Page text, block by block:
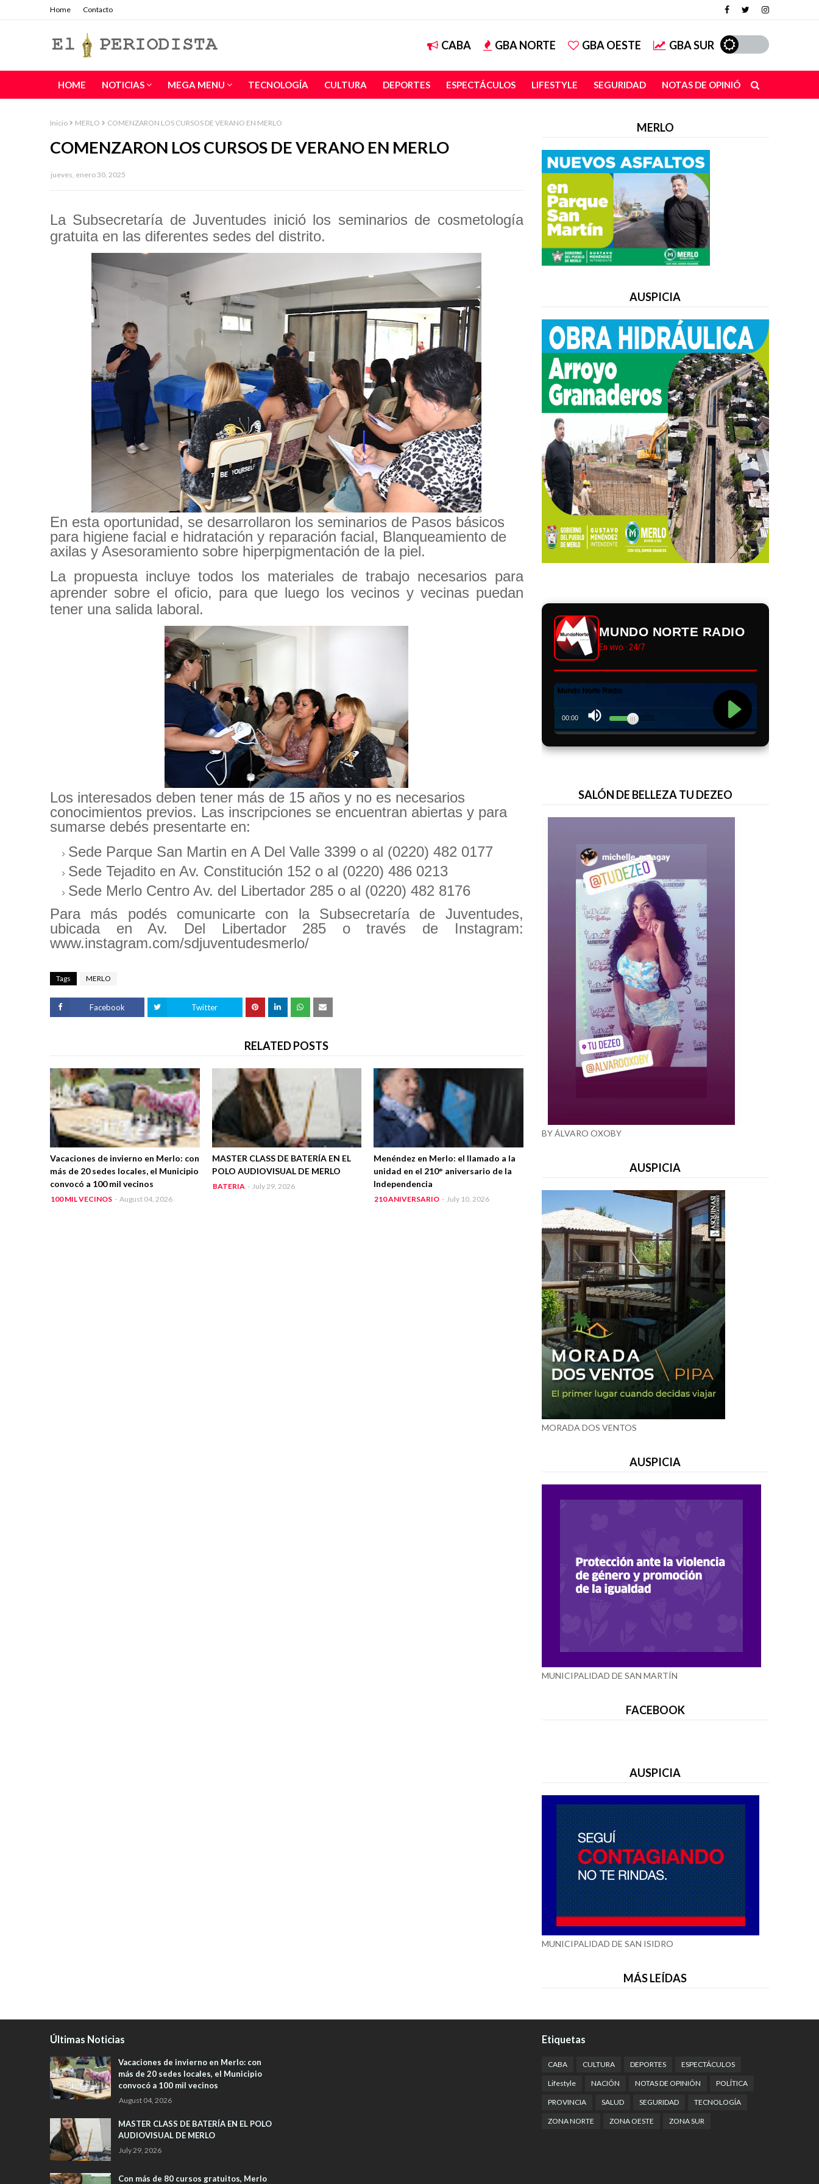
Home Contacto
CABA GBA NORTE GBA OESTE GBA SUR
HOME NOTICIAS MEGA MENU TECNOLOGÍA CULTURA DEPORTES ESPECTÁCULOS LIFESTYLE SEGURIDAD NOTAS DE OPINIÓN
Inicio MERLO COMENZARON LOS CURSOS DE VERANO EN MERLO
COMENZARON LOS CURSOS DE VERANO EN MERLO
jueves, enero 30, 2025
La Subsecretaría de Juventudes inició los seminarios de cosmetología
gratuita en las diferentes sedes del distrito.
En esta oportunidad, se desarrollaron los seminarios de Pasos básicos
para higiene facial e hidratación y reparación facial, Blanqueamiento de
axilas y Asesoramiento sobre hiperpigmentación de la piel.
La propuesta incluye todos los materiales de trabajo necesarios para
aprender sobre el oficio, para que luego los vecinos y vecinas puedan
tener una salida laboral.
Los interesados deben tener más de 15 años y no es necesarios
conocimientos previos. Las inscripciones se encuentran abiertas y para
sumarse debés presentarte en:
Sede Parque San Martin en A Del Valle 3399 o al (0220) 482 0177
Sede Tejadito en Av. Constitución 152 o al (0220) 486 0213
Sede Merlo Centro Av. del Libertador 285 o al (0220) 482 8176
Para más podés comunicarte con la Subsecretaría de Juventudes,
ubicada en Av. Del Libertador 285 o través de Instagram:
www.instagram.com/sdjuventudesmerlo/
Tags MERLO
Facebook Twitter
RELATED POSTS
Vacaciones de invierno en Merlo: con
más de 20 sedes locales, el Municipio
convocó a 100 mil vecinos
100 MIL VECINOS - August 04, 2026
MASTER CLASS DE BATERÍA EN EL
POLO AUDIOVISUAL DE MERLO
BATERIA - July 29, 2026
Menéndez en Merlo: el llamado a la
unidad en el 210° aniversario de la
Independencia
210 ANIVERSARIO - July 10, 2026
MERLO
AUSPICIA
MUNDO NORTE RADIO
En vivo · 24/7
SALÓN DE BELLEZA TU DEZEO
BY ÁLVARO OXOBY
AUSPICIA
MORADA DOS VENTOS
AUSPICIA
MUNICIPALIDAD DE SAN MARTÍN
FACEBOOK
AUSPICIA
MUNICIPALIDAD DE SAN ISIDRO
MÁS LEÍDAS
Últimas Noticias
Vacaciones de invierno en Merlo: con
más de 20 sedes locales, el Municipio
convocó a 100 mil vecinos
August 04, 2026
MASTER CLASS DE BATERÍA EN EL POLO
AUDIOVISUAL DE MERLO
July 29, 2026
Con más de 80 cursos gratuitos, Merlo
Etiquetas
CABA CULTURA DEPORTES ESPECTÁCULOS
Lifestyle NACIÓN NOTAS DE OPINIÓN POLÍTICA
PROVINCIA SALUD SEGURIDAD TECNOLOGÍA
ZONA NORTE ZONA OESTE ZONA SUR